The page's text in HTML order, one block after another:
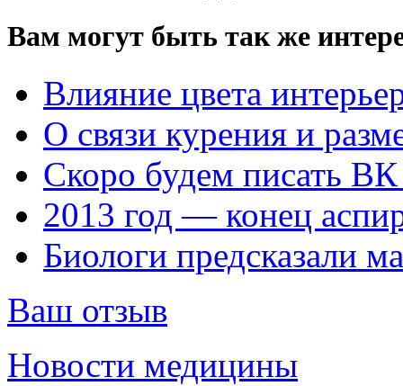
Вам могут быть так же
Влияние цвета
О связи курения и
Скоро будем писать
2013 год — конец
Биологи предсказали
Ваш отзыв
Новости медицины